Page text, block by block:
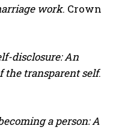
work. Crown
disclosure: An
the transparent self.
a person: A